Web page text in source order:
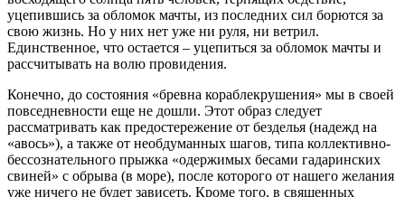
уцепившись за обломок мачты, из последних сил борются за
свою жизнь. Но у них нет уже ни руля, ни ветрил.
Единственное, что остается – уцепиться за обломок мачты и
рассчитывать на волю провидения.
Конечно, до состояния «бревна кораблекрушения» мы в своей
повседневности еще не дошли. Этот образ следует
рассматривать как предостережение от безделья (надежд на
«авось»), а также от необдуманных шагов, типа коллективно-
бессознательного прыжка «одержимых бесами гадаринских
свиней» с обрыва (в море), после которого от нашего желания
уже ничего не будет зависеть. Кроме того, в священных